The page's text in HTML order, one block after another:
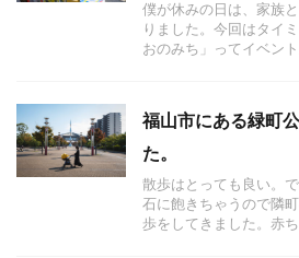
僕が休みの日は、家族
りました。今回はタイ
おのみち」ってイベン
福山市にある緑町
た。
散歩はとっても良い。
石に飽きちゃうので隣
歩をしてきました。赤